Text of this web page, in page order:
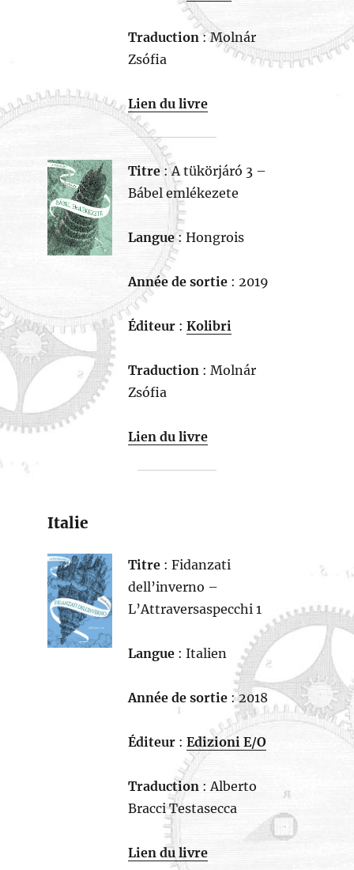
Traduction : Molnár
Zsófia
Lien du livre
Titre: A tükörjáró 3 –
Bábel emlékezete
Langue: Hongrois
Année de sortie : 2019
Éditeur: Kolibri
Traduction : Molnár
Zsófia
Lien du livre
Italie
Titre: Fidanzati
dell’inverno –
L’Attraversaspecchi 1
Langue: Italien
Année de sortie : 2018
Éditeur: Edizioni E/O
Traduction : Alberto
Bracci Testasecca
Lien du livre